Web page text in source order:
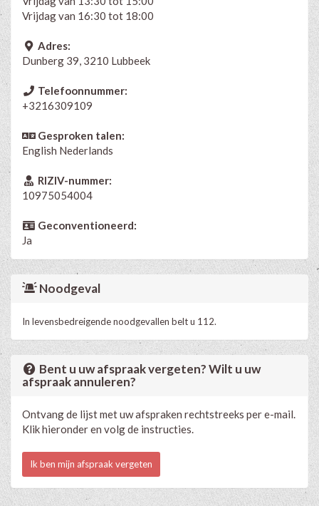
Vrijdag van 16:30 tot 18:00
Adres:
Dunberg 39, 3210 Lubbeek
Telefoonnummer:
+3216309109
Gesproken talen:
English Nederlands
RIZIV-nummer:
10975054004
Geconventioneerd:
Ja
Noodgeval
In levensbedreigende noodgevallen belt u 112.
Bent u uw afspraak vergeten? Wilt u uw
afspraak annuleren?
Ontvang de lijst met uw afspraken rechtstreeks per e-mail.
Klik hieronder en volg de instructies.
Ik ben mijn afspraak vergeten